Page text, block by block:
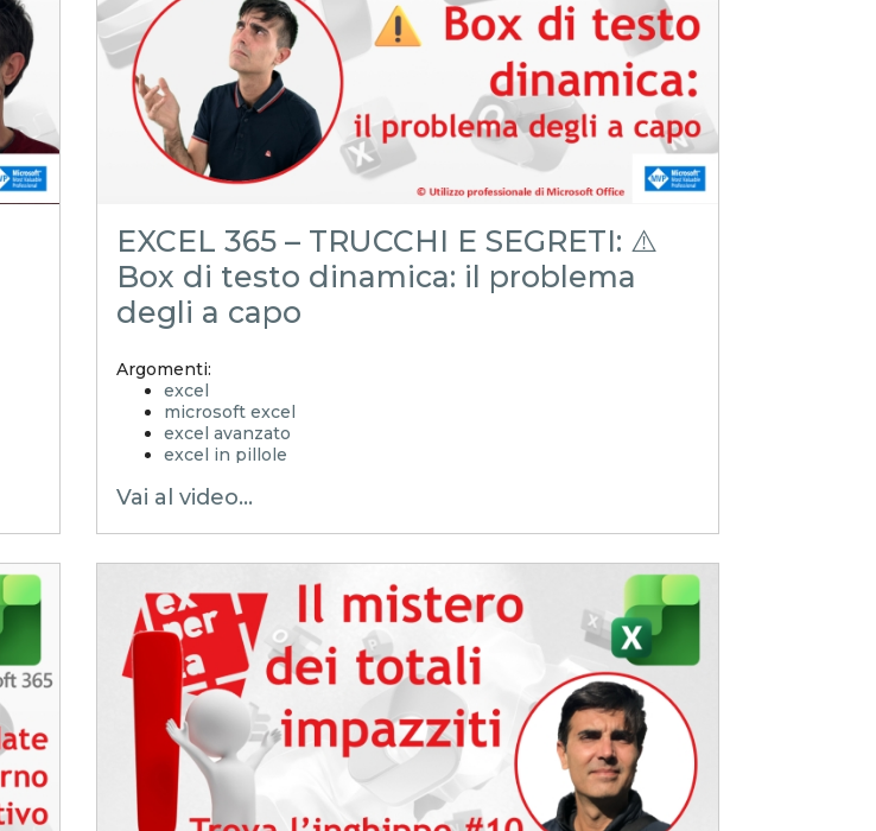
EXCEL 365 – TRUCCHI E SEGRETI: ⚠️
Box di testo dinamica: il problema
degli a capo
Argomenti:
excel
microsoft excel
excel avanzato
excel in pillole
EXCELtrucchiesegreti
xlsx
excel tips
EXCELoltreognilimiteTRUCCHIeSEGRETI
controllo di gestione
excel facile
excel tutorial italiano
excel magico
microsoft 365
box di testo
casella di testo dinamica
gestire gli a capo
funzione CONCAT
Vai al video...